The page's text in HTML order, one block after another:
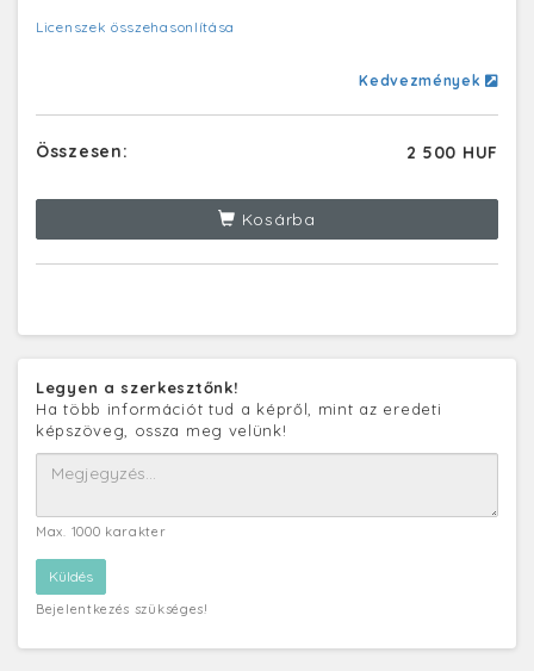
Licenszek összehasonlítása
Kedvezmények
Összesen: 2 500 HUF
Kosárba
Legyen a szerkesztőnk!
Ha több információt tud a képről, mint az eredeti
képszöveg, ossza meg velünk!
Max. 1000 karakter
Bejelentkezés szükséges!